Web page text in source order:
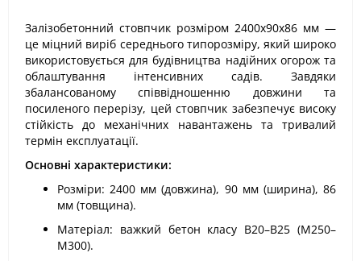
Залізобетонний стовпчик розміром 2400х90х86 мм —
це міцний виріб середнього типорозміру, який широко
використовується для будівництва надійних огорож та
облаштування інтенсивних садів. Завдяки
збалансованому співвідношенню довжини та
посиленого перерізу, цей стовпчик забезпечує високу
стійкість до механічних навантажень та тривалий
термін експлуатації.
Основні характеристики:
Розміри: 2400 мм (довжина), 90 мм (ширина), 86
мм (товщина).
Матеріал: важкий бетон класу В20–В25 (М250–
М300).